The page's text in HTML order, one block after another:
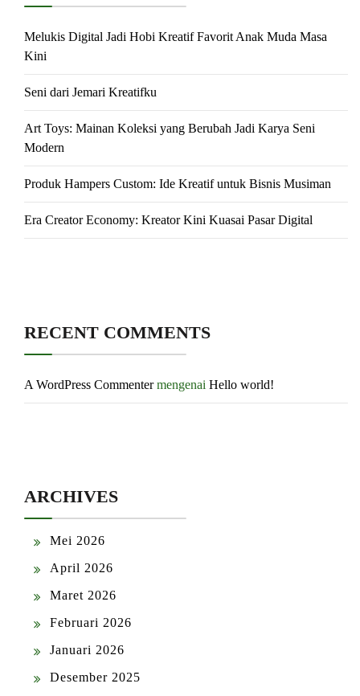
Melukis Digital Jadi Hobi Kreatif Favorit Anak Muda Masa
Kini
Seni dari Jemari Kreatifku
Art Toys: Mainan Koleksi yang Berubah Jadi Karya Seni
Modern
Produk Hampers Custom: Ide Kreatif untuk Bisnis Musiman
Era Creator Economy: Kreator Kini Kuasai Pasar Digital
RECENT COMMENTS
A WordPress Commentermengenai Hello world!
ARCHIVES
Mei 2026
April 2026
Maret 2026
Februari 2026
Januari 2026
Desember 2025